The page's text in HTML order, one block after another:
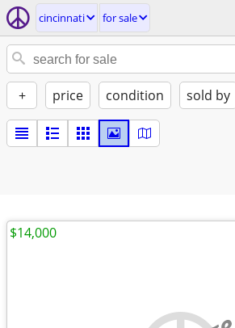
cincinnati for sale
+ price condition sold by
$14,000